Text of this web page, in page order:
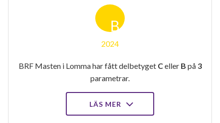
B
2024
BRF Masten i Lomma har fått delbetyget Celler B på 3
parametrar.
LÄS MER